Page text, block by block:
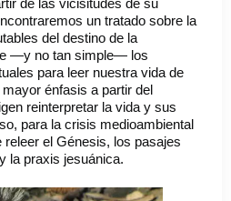
un tratado sobre la
del destino de la
—y no tan simple— los
para leer nuestra vida de
énfasis a partir del
reinterpretar la vida y sus
para la crisis medioambiental
el Génesis, los pasajes
la praxis jesuánica.